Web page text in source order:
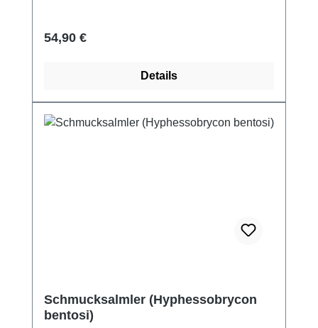
Regulärer Preis:
54,90 €
Details
Schmucksalmler (Hyphessobrycon
bentosi)